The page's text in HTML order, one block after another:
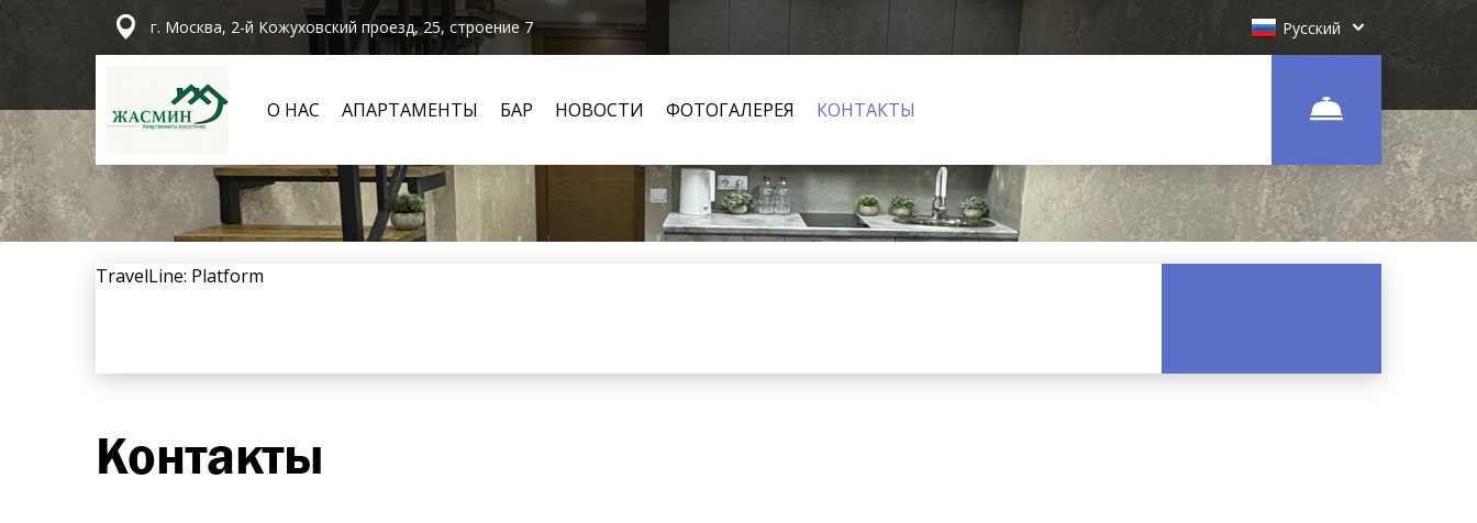
г. Москва, 2-й Кожуховский проезд, 25, строение 7 Русский
О НАС АПАРТАМЕНТЫ БАР НОВОСТИ ФОТОГАЛЕРЕЯ КОНТАКТЫ
TravelLine: Platform
Контакты